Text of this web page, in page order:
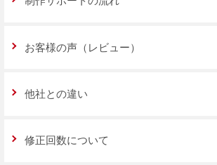
お客様の声（レビュー）
他社との違い
修正回数について